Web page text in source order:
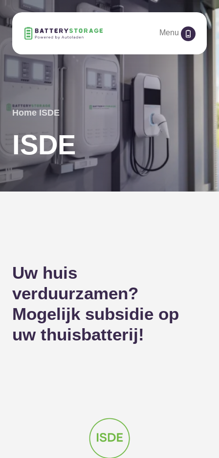
Menu
Home ISDE
ISDE
Uw huis
verduurzamen?
Mogelijk subsidie op
uw thuisbatterij!